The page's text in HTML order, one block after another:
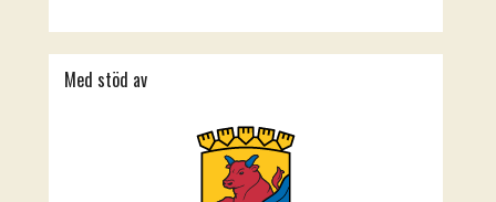
Med stöd av